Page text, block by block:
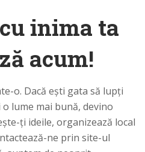
inima ta
acum!
o. Dacă ești gata să lupți
lume mai bună, devino
ți ideile, organizează local
ne prin site-ul